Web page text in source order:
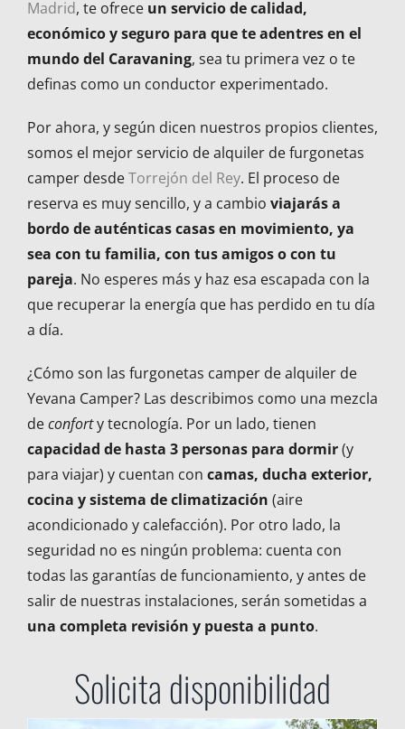
Madrid, te ofrece un servicio de calidad,
económico y seguro para que te adentres en el
mundo del Caravaning, sea tu primera vez o te
definas como un conductor experimentado.
Por ahora, y según dicen nuestros propios clientes,
somos el mejor servicio de alquiler de furgonetas
camper desdeTorrejón del Rey. El proceso de
reserva es muy sencillo, y a cambio viajarás a
bordo de auténticas casas en movimiento, ya
sea con tu familia, con tus amigos o con tu
pareja. No esperes más y haz esa escapada con la
que recuperar la energía que has perdido en tu día
a día.
¿Cómo son las furgonetas camper de alquiler de
Yevana Camper? Las describimos como una mezcla
deconforty tecnología. Por un lado, tienen
capacidad de hasta 3 personas para dormir(y
para viajar) y cuentan con camas, ducha exterior,
cocina y sistema de climatización (aire
acondicionado y calefacción). Por otro lado, la
seguridad no es ningún problema: cuenta con
todas las garantías de funcionamiento, y antes de
salir de nuestras instalaciones, serán sometidas a
una completa revisión y puesta a punto.
Solicita disponibilidad